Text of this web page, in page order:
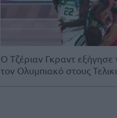
Ο Τζέριαν Γκραντ
τον Ολυμπιακό στους